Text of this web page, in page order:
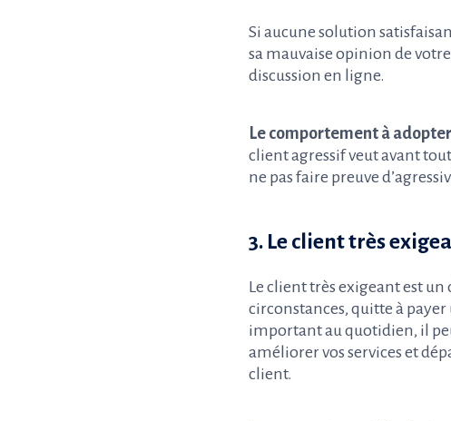
Si aucune solution
sa mauvaise opinion de
discussion en ligne.
Le comportement à adopter
client agressif veut avant
ne pas faire preuve
3. Le client très
Le client très exigeant est
circonstances, quitte à
important au quotidien, il
améliorer vos services et
client.